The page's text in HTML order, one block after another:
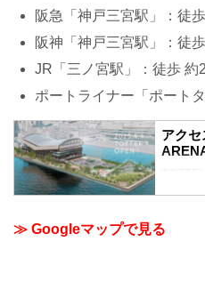
阪急「神戸三宮駅」：徒
阪神「神戸三宮駅」：徒
JR「三ノ宮駅」：徒歩 約
ポートライナー「ポート
アクセ
度海に
す。
≫ Googleマップで見る